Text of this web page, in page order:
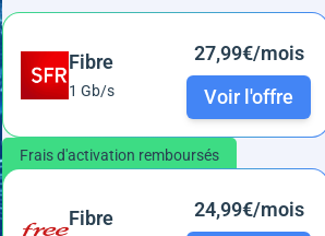
Fibre
1 Gb/s
27,99€/mois
Voir l'offre
Frais d'activation remboursés
Fibre
24,99€/mois